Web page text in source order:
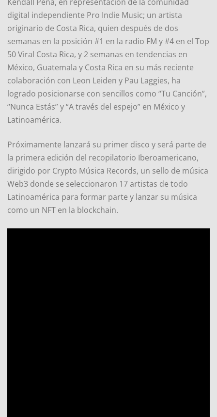
digital independiente Pro Indie Music; un artista
originario de Costa Rica, quien después de dos
semanas en la posición #1 en la radio FM y #4 en el Top
50 Viral Costa Rica, y 2 semanas en tendencias en
México, Guatemala y Costa Rica en su más reciente
colaboración con Leon Leiden y Pau Laggies, ha
logrado posicionarse con sencillos como “Tu Canción”,
“Nunca Estás” y “A través del espejo” en México y
Latinoamérica.
Próximamente lanzará su primer disco y será parte de
la primera edición del recopilatorio Iberoamericano,
dirigido por Crypto Música Records, un sello de música
Web3 donde se seleccionaron 17 artistas de todo
Latinoamérica para formar parte y lanzar su música
como un NFT en la blockchain.